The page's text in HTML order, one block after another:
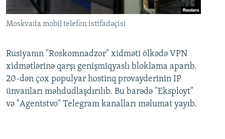
Moskvada mobil telefon istifadəçisi
Rusiyanın "Roskomnadzor" xidməti ölkədə VPN
xidmətlərinə qarşı genişmiqyaslı bloklama aparıb.
20-dən çox populyar hostinq provayderinin IP
ünvanları məhdudlaşdırılıb. Bu barədə "Eksployt"
və "Agentstvo" Telegram kanalları məlumat yayıb.